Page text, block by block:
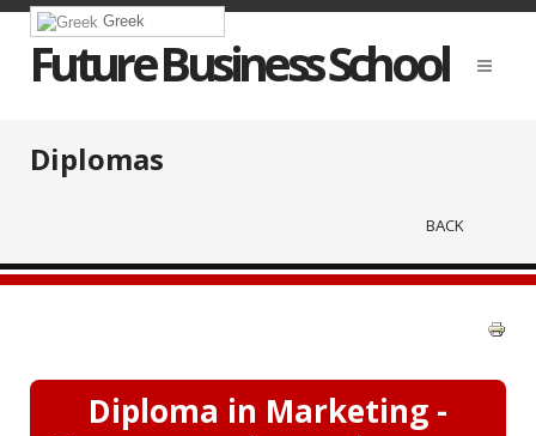
Greek
Future Business School
Diplomas
BACK
Diploma in Marketing -